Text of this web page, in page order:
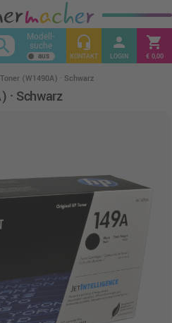
keyboard_arrow_up
Modell-
suche headset_mic
KONTAKT
person
LOGIN
shopping_cart
€ 0,00
(W1490A) · Schwarz
· Schwarz